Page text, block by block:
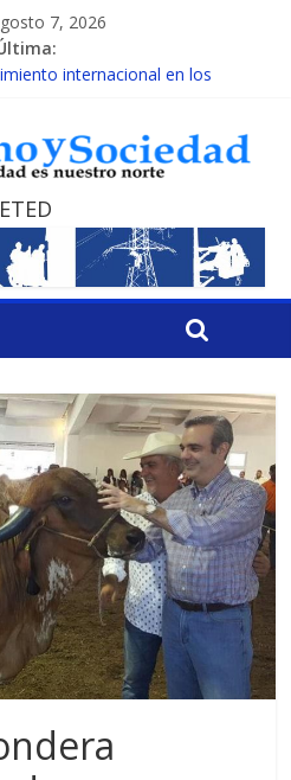
7, 2026
internacional en los
Día Nacional de la lucha contra el
LA COALICIÓN
apoyarán rehabilitación de
de Consulta Nacional por la
ETED